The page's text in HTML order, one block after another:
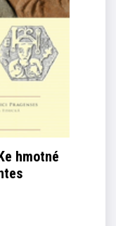
hmotné